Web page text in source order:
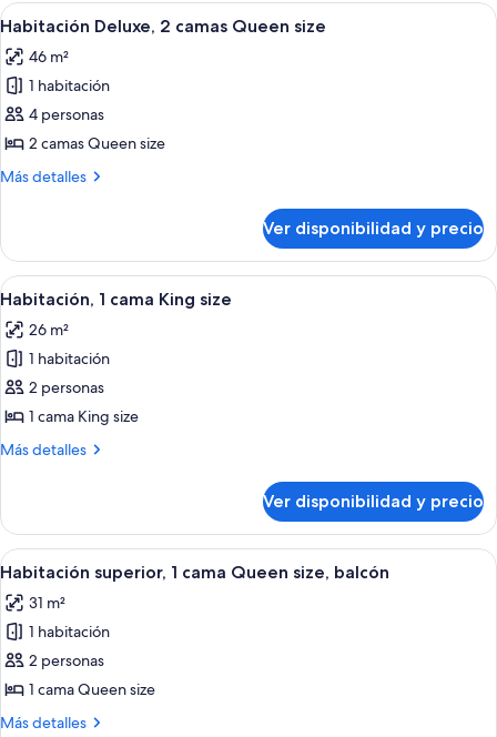
cama
Ver
todas
las
fotos
de
Habitación
Deluxe,
Queen
size
Una bañera llena de burbujas, un
1
Habitación Deluxe, 2 camas Queen size
46 m²
1 habitación
4 personas
2 camas Queen size
Más detalles
Más
Deluxe,
camas
size
Ver disponibilidad y precio
Ver
todas
las
fotos
de
Habitación,
1
size
Ropa de cama de alta calidad,
3
Habitación, 1 cama King size
26 m²
1 habitación
2 personas
1 cama King size
Más detalles
Más
1
cama
King
Ver disponibilidad y precio
Ver
todas
las
fotos
de
Habitación
superior,
Una bañera llena de burbujas, un
1
Habitación superior, 1 cama Queen size, balcón
31 m²
1 habitación
2 personas
1 cama Queen size
Más detalles
Más